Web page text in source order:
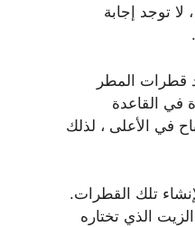
توجد إجابة
قطرات المطر
في القاعدة
في الأعلى ، لذلك
تلك القطرات.
الذي تختاره